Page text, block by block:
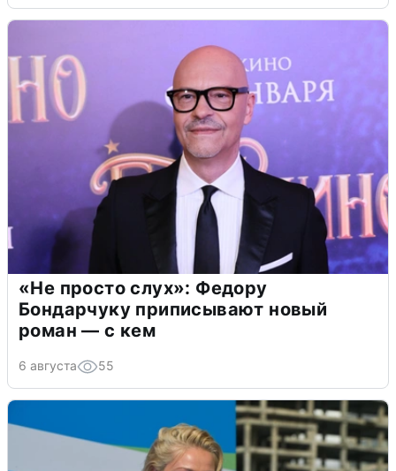
«Не просто слух»: Федору
Бондарчуку приписывают новый
роман — с кем
6 августа 55